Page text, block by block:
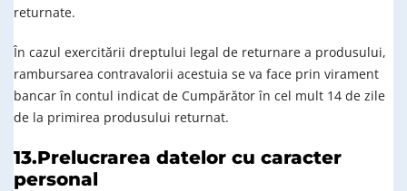
returnate.
În cazul exercitării dreptului legal de returnare a produsului,
rambursarea contravalorii acestuia se va face prin virament
bancar în contul indicat de Cumpărător în cel mult 14 de zile
de la primirea produsului returnat.
13.Prelucrarea datelor cu caracter
personal